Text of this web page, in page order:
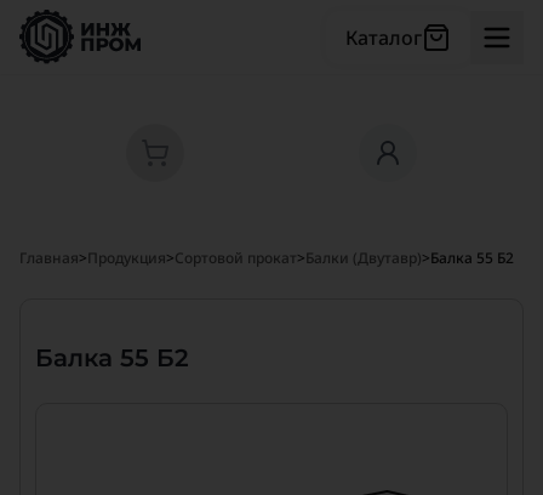
Каталог
Главная>Продукция>Сортовой прокат>Балки (Двутавр)>Балка 55 Б2
Балка 55 Б2